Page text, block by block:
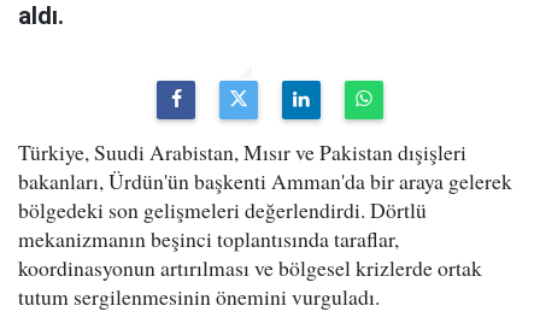
aldı.
Türkiye, Suudi Arabistan, Mısır ve Pakistan dışişleri
bakanları, Ürdün'ün başkenti Amman'da bir araya gelerek
bölgedeki son gelişmeleri değerlendirdi. Dörtlü
mekanizmanın beşinci toplantısında taraflar,
koordinasyonun artırılması ve bölgesel krizlerde ortak
tutum sergilenmesinin önemini vurguladı.